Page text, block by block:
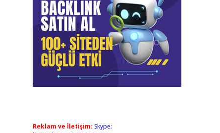
Reklam ve İletişim: Skype: